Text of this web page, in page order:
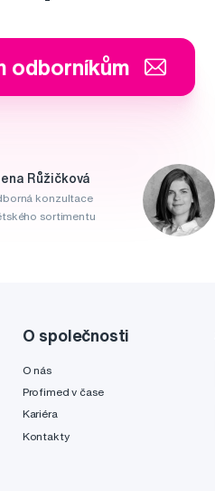
odborníkům
Růžičková
konzultace
sortimentu
O společnosti
O nás
Profimed v čase
Kariéra
Kontakty